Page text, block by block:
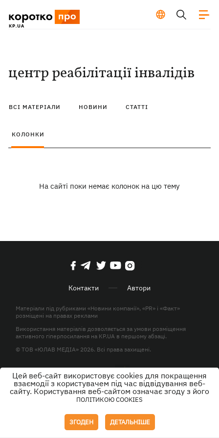
центр реабілітації інвалідів
ВСІ МАТЕРІАЛИ НОВИНИ СТАТТІ
КОЛОНКИ
На сайті поки немає колонок на цю тему
Контакти Автори
Матеріали під рубриками «Новини компанії», «PR» і «Факт»
розміщені на правах реклами
Використання матеріалів дозволяється за умови розміщення
активного гіперпосилання на KP.UA в першому абзаці.
© ТОВ «ЮЛАВ МЕДІА» 2026. Всі права захищені.
Дизайн
Цей веб-сайт використовує cookies для покращення
взаємодії з користувачем під час відвідування веб-
сайту. Користування веб-сайтом означає згоду з його
ПОЛІТИКОЮ COOKIES
ЗГОДЕН ДЕТАЛЬНІШЕ